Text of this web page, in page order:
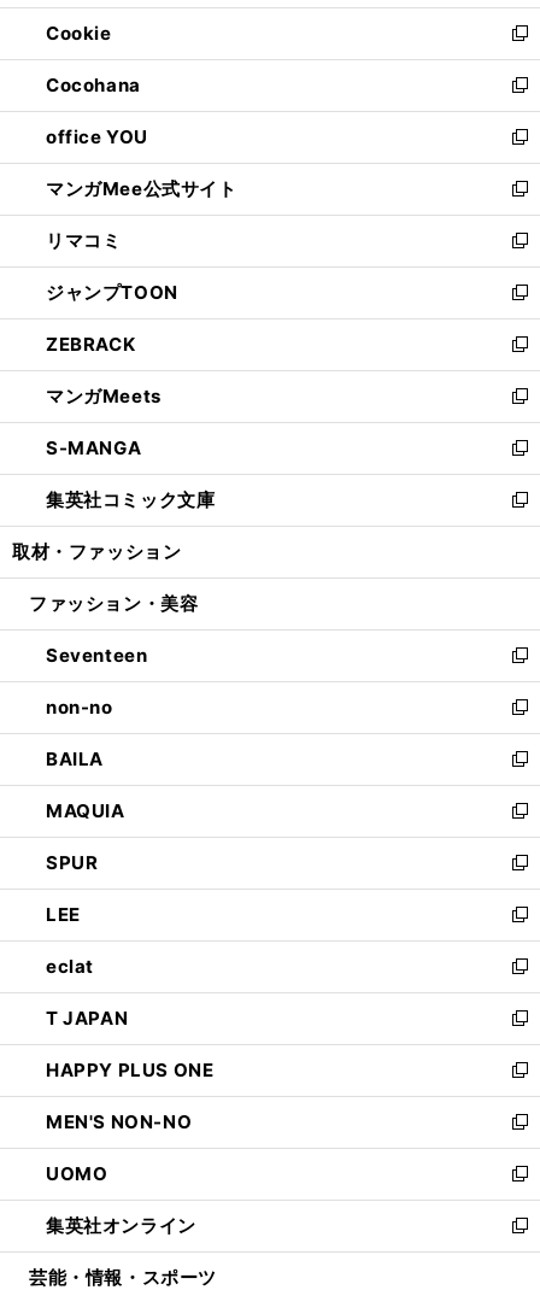
開
く
ウ
で
開
く
ン
ド
ウ
で
開
く
ウ
ィ
ン
ド
ウ
で
開
く
Cookie
新
し
い
ウ
ィ
ン
ド
ウ
で
開
く
Cocohana
新
し
い
ウ
ィ
ン
ド
ウ
で
開
く
office YOU
新
し
い
ウ
ィ
ン
ド
ウ
で
開
く
マンガMee公式サイト
新
し
い
ウ
ィ
ン
ド
ウ
で
開
く
リマコミ
新
し
い
ウ
ィ
ン
ド
ウ
で
開
く
ジャンプTOON
新
し
い
ウ
ィ
ン
ド
ウ
で
開
ZEBRACK
新
し
い
ウ
ィ
ン
ド
ウ
開
マンガMeets
新
し
い
ウ
ィ
ン
ウ
開
く
S-MANGA
新
し
い
ウ
ン
ウ
で
開
く
集英社コミック文庫
新
し
ウ
ン
ド
ウ
で
開
く
取材・ファッション
ファッション・美容
Seventeen
新
し
い
ウ
ィ
ン
ド
ウ
で
開
く
non-no
新
し
い
ウ
ィ
ン
ド
ウ
で
開
く
BAILA
新
し
い
ウ
ィ
ン
ド
ウ
で
開
く
MAQUIA
新
し
い
ウ
ィ
ン
ド
ウ
で
開
く
SPUR
新
し
い
ウ
ィ
ン
ド
ウ
で
開
く
LEE
新
し
い
ウ
ィ
ン
ド
ウ
で
開
く
eclat
新
し
い
ウ
ィ
ン
ド
ウ
で
開
く
T JAPAN
新
し
い
ウ
ィ
ン
ド
ウ
で
開
HAPPY PLUS ONE
新
し
い
ウ
ィ
ン
ド
ウ
MEN'S NON-NO
新
し
い
ウ
ィ
ン
UOMO
新
し
い
ウ
集英社オンライン
新
し
芸能・情報・スポーツ